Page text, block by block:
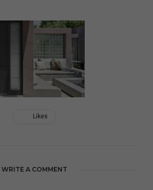
Likes
WRITE A COMMENT